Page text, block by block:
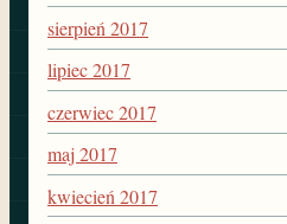
sierpień 2017
lipiec 2017
czerwiec 2017
maj 2017
kwiecień 2017